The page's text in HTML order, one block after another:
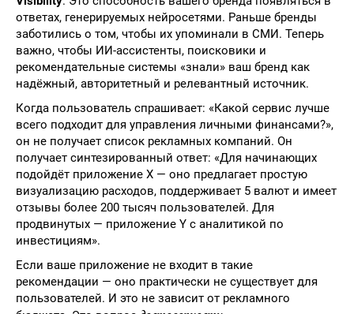
ответах, генерируемых нейросетями. Раньше бренды
заботились о том, чтобы их упоминали в СМИ. Теперь
важно, чтобы ИИ-ассистенты, поисковики и
рекомендательные системы «знали» ваш бренд как
надёжный, авторитетный и релевантный источник.
Когда пользователь спрашивает: «Какой сервис лучше
всего подходит для управления личными финансами?»,
он не получает список рекламных компаний. Он
получает синтезированный ответ: «Для начинающих
подойдёт приложение X — оно предлагает простую
визуализацию расходов, поддерживает 5 валют и имеет
отзывы более 200 тысяч пользователей. Для
продвинутых — приложение Y с аналитикой по
инвестициям».
Если ваше приложение не входит в такие
рекомендации — оно практически не существует для
пользователей. И это не зависит от рекламного